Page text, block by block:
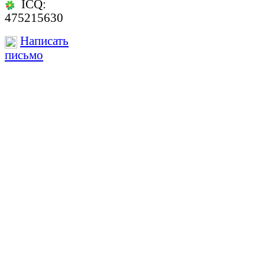
ICQ:
475215630
Написать
письмо